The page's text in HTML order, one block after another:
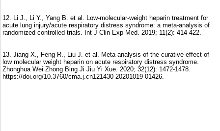
12. Li J., Li Y., Yang B. et al. Low-molecular-weight heparin treatment for
acute lung injury/acute respiratory distress syndrome: a meta-analysis of
randomized controlled trials. Int J Clin Exp Med. 2019; 11(2): 414-422.
13. Jiang X., Feng R., Liu J. et al. Meta-analysis of the curative effect of
low molecular weight heparin on acute respiratory distress syndrome.
Zhonghua Wei Zhong Bing Ji Jiu Yi Xue. 2020; 32(12): 1472-1478.
https://doi.org/10.3760/cma.j.cn121430-20201019-01426.